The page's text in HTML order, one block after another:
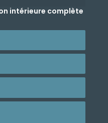
intérieure complète